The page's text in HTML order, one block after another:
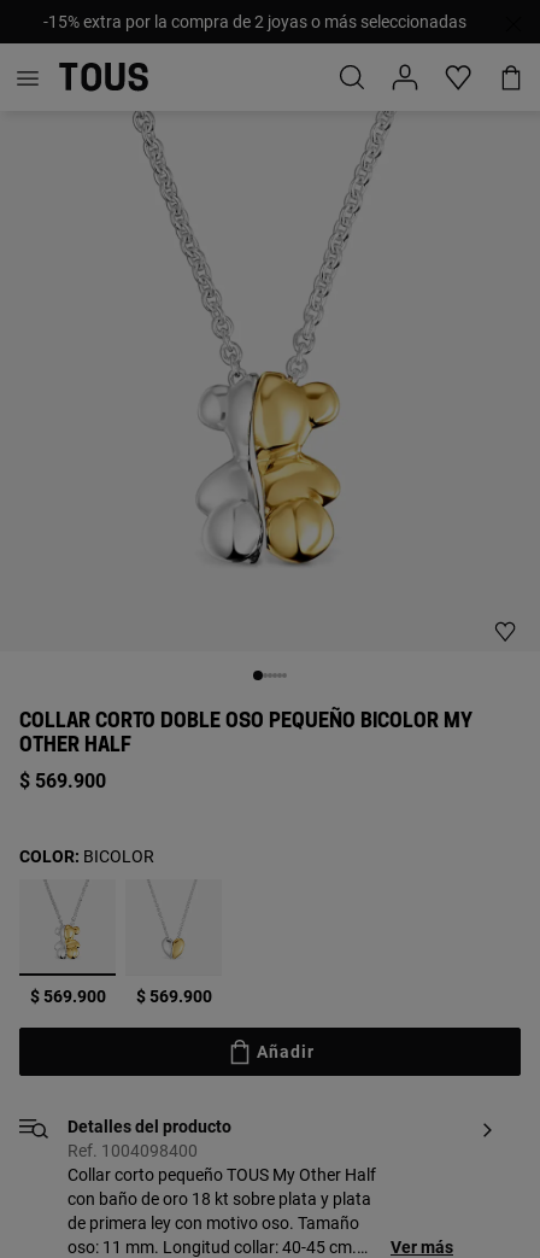
-15% extra por la compra de 2 joyas o más seleccionadas
COLLAR CORTO DOBLE OSO PEQUEÑO BICOLOR MY
OTHER HALF
$ 569.900
seleccionado
$ 569.900 $ 569.900
COLOR: BICOLOR
Añadir
Detalles del producto
Ref. 1004098400
Collar corto pequeño TOUS My Other Half
con baño de oro 18 kt sobre plata y plata
de primera ley con motivo oso. Tamaño
oso: 11 mm. Longitud collar: 40-45 cm.
Ver más